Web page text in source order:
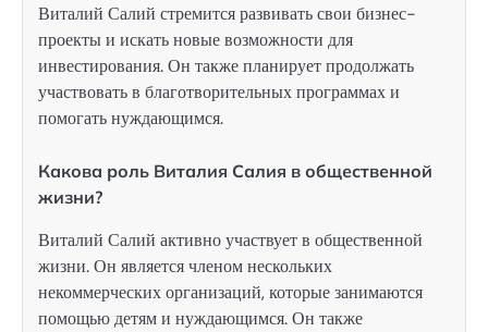
Виталий Салий стремится развивать свои бизнес-
проекты и искать новые возможности для
инвестирования. Он также планирует продолжать
участвовать в благотворительных программах и
помогать нуждающимся.
Какова роль Виталия Салия в общественной
жизни?
Виталий Салий активно участвует в общественной
жизни. Он является членом нескольких
некоммерческих организаций, которые занимаются
помощью детям и нуждающимся. Он также